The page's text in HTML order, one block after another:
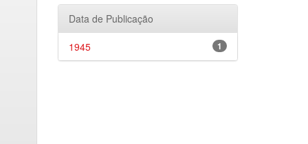
Data de Publicação
1
1945